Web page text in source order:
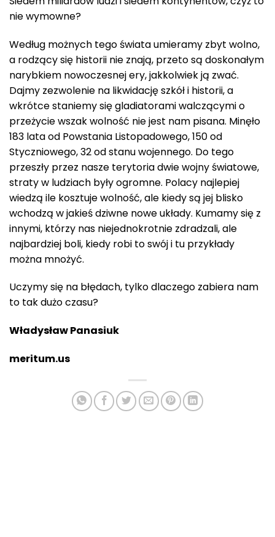
nie wymowne?
Według możnych tego świata umieramy zbyt wolno,
a rodzący się historii nie znają, przeto są doskonałym
narybkiem nowoczesnej ery, jakkolwiek ją zwać.
Dajmy zezwolenie na likwidację szkół i historii, a
wkrótce staniemy się gladiatorami walczącymi o
przeżycie wszak wolność nie jest nam pisana. Minęło
183 lata od Powstania Listopadowego, 150 od
Styczniowego, 32 od stanu wojennego. Do tego
przeszły przez nasze terytoria dwie wojny światowe,
straty w ludziach były ogromne. Polacy najlepiej
wiedzą ile kosztuje wolność, ale kiedy są jej blisko
wchodzą w jakieś dziwne nowe układy. Kumamy się z
innymi, którzy nas niejednokrotnie zdradzali, ale
najbardziej boli, kiedy robi to swój i tu przykłady
można mnożyć.
Uczymy się na błędach, tylko dlaczego zabiera nam
to tak dużo czasu?
Władysław Panasiuk
meritum.us